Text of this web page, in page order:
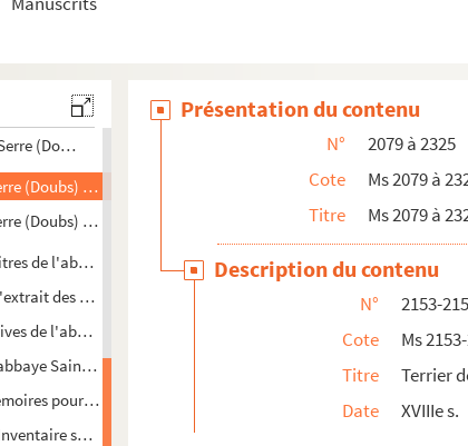
Perraud à Charles Baille, 1873-1881.
Foyot, accusateur public près le tribunal révolutionnaire du
des terres du territoire de Feule, qui ont été arpentés en
(Doubs), 1761-1763
(Doubs) : années 1761-1762
(Doubs) : années 1762-1763
de l'abbaye de Cluny, dressé au XVIIe s
des archyves de l'abbaye de Luxeuil"
de l'abbaye de Luxeuil
Saint-Paul de Besançon et autres pièces
pour servir à l'histoire de l'abbaye Saint-Paul
sommaire des fonds de l'abbaye Saint-Paul de Besançon
Présentation du contenu
N°
2079 à 2325
Cote
Ms 2079 à
Titre
Ms 2079 à
Description du contenu
N°
2153-
Cote
Ms
Titre
Terrier
Date
XVIIIe s.